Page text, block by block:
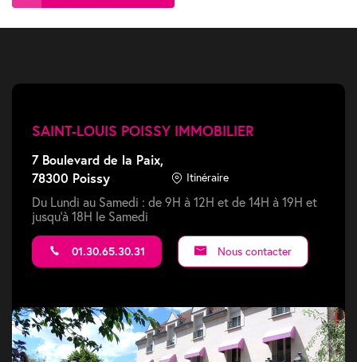
SAINT-LOUIS POISSY IMMOBILIER
7 Boulevard de la Paix,
78300 Poissy
Itinéraire
Du Lundi au Samedi : de 9H à 12H et de 14H à 19H et
jusqu'à 18H le Samedi
01.30.65.30.31 Nous contacter